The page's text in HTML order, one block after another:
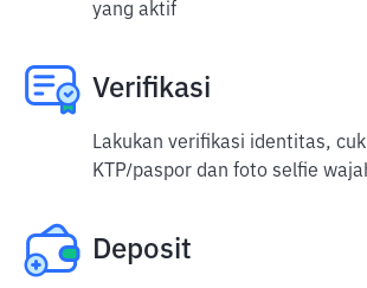
yang aktif
Verifikasi
Lakukan verifikasi identitas,
KTP/paspor dan foto selfie
Deposit